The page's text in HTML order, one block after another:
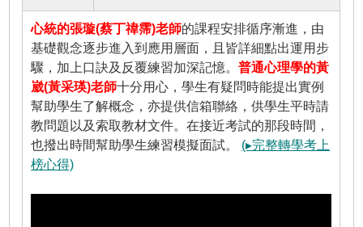
心統的張璇(蔡丁禕霈)老師的課程安排循序漸進，由
基礎觀念逐步進入到應用層面，且皆詳細點出運用步
驟，加上口訣及反覆練習加深記憶。普通心理學的黃
崴(黃采瑛)老師十分用心，學生有疑問時能提出實例
幫助學生了解概念，亦提供信箱聯絡，供學生平時請
教問題以及索取教材文件。在接近考試的那段時間，
也撥出時間幫助學生練習模擬面試。 (▸完整轉學考上
榜心得)